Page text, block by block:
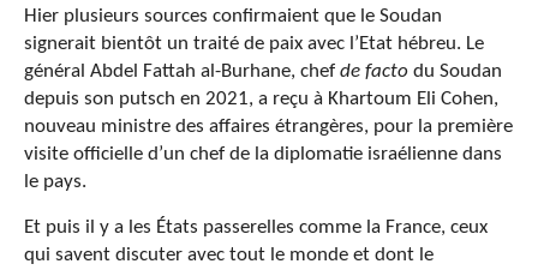
Hier plusieurs sources confirmaient que le Soudan
signerait bientôt un traité de paix avec l’Etat hébreu. Le
général Abdel Fattah al-Burhane, chef de facto du Soudan
depuis son putsch en 2021, a reçu à Khartoum Eli Cohen,
nouveau ministre des affaires étrangères, pour la première
visite officielle d’un chef de la diplomatie israélienne dans
le pays.
Et puis il y a les États passerelles comme la France, ceux
qui savent discuter avec tout le monde et dont le